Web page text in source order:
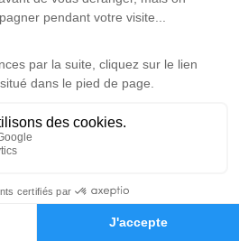
Hommages
Je rends hommage
2025 à 13h15
des Vignes
de Sillingy
Je rends hommage